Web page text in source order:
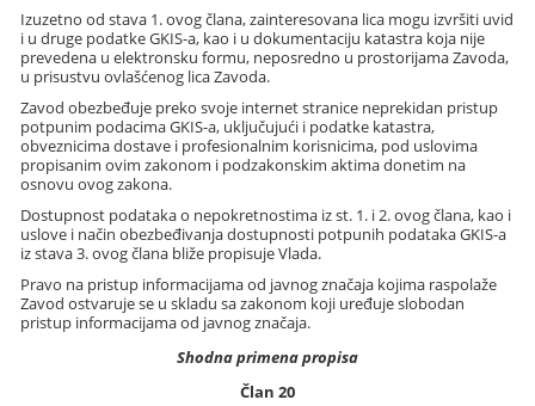
Izuzetno od stava 1. ovog člana, zainteresovana lica mogu izvršiti uvid
i u druge podatke GKIS-a, kao i u dokumentaciju katastra koja nije
prevedena u elektronsku formu, neposredno u prostorijama Zavoda,
u prisustvu ovlašćenog lica Zavoda.
Zavod obezbeđuje preko svoje internet stranice neprekidan pristup
potpunim podacima GKIS-a, uključujući i podatke katastra,
obveznicima dostave i profesionalnim korisnicima, pod uslovima
propisanim ovim zakonom i podzakonskim aktima donetim na
osnovu ovog zakona.
Dostupnost podataka o nepokretnostima iz st. 1. i 2. ovog člana, kao i
uslove i način obezbeđivanja dostupnosti potpunih podataka GKIS-a
iz stava 3. ovog člana bliže propisuje Vlada.
Pravo na pristup informacijama od javnog značaja kojima raspolaže
Zavod ostvaruje se u skladu sa zakonom koji uređuje slobodan
pristup informacijama od javnog značaja.
Shodna primena propisa
Član 20